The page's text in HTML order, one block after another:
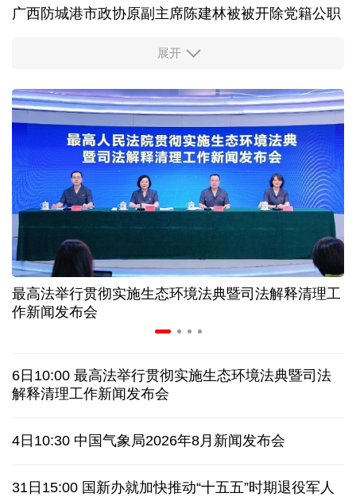
广西防城港市政协原副主席陈建林被被开除党籍公职
中国多地出台带薪休假新政 释放消费潜力
入境游火热 前7月北京离境退税各项数据均创新高
我国自阿根廷进口的牛肉已达到规定数量的50%
上半年我国黄金消费量511.412吨 同比增长1.23%
AI客服承诺不实、人工客服接入困难 中消协回应
数据有了“身份证” 我国正稳步推进数据产权登记
白宫否认特朗普与赫格塞思因弹药库存短缺发生争执
美媒称美国增派人手 在古巴加大力度开展情报活动
巴西降级与阿根廷关系 阿称驻巴大使将"回国休假"
展开
最高法举行贯彻实施生态环境法典暨司法解释清理工
作新闻发布会
6日10:00 最高法举行贯彻实施生态环境法典暨司法
解释清理工作新闻发布会
4日10:30 中国气象局2026年8月新闻发布会
31日15:00 国新办就加快推动“十五五”时期退役军人